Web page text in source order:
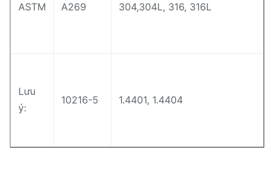
ASTM A269 304,304L, 316, 316L
Lưu
ý:
10216-5 1.4401, 1.4404